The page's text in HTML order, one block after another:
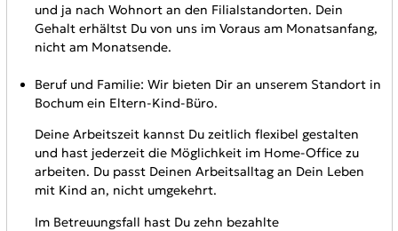
und ja nach Wohnort an den Filialstandorten. Dein
Gehalt erhältst Du von uns im Voraus am Monatsanfang,
nicht am Monatsende.
Beruf und Familie: Wir bieten Dir an unserem Standort in
Bochum ein Eltern-Kind-Büro.
Deine Arbeitszeit kannst Du zeitlich flexibel gestalten
und hast jederzeit die Möglichkeit im Home-Office zu
arbeiten. Du passt Deinen Arbeitsalltag an Dein Leben
mit Kind an, nicht umgekehrt.
Im Betreuungsfall hast Du zehn bezahlte